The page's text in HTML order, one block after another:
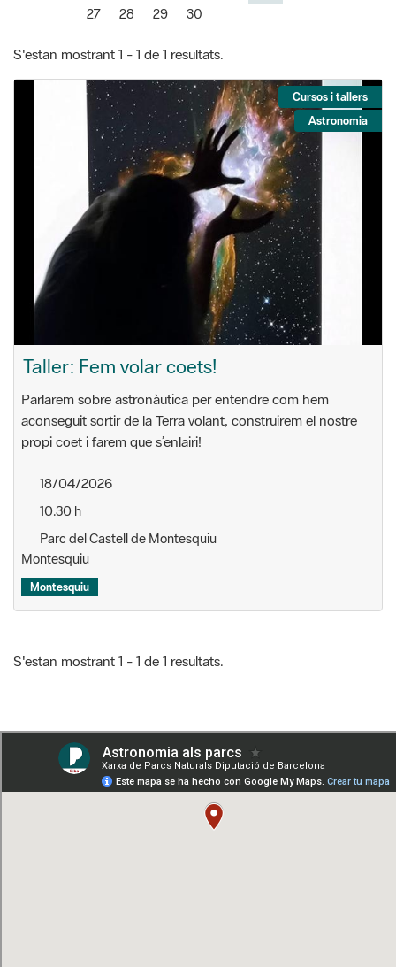
27
28 29 30
S'estan mostrant 1 - 1 de 1 resultats.
Cursos i tallers
Astronomia
Taller: Fem volar coets!
Parlarem sobre astronàutica per entendre com hem
aconseguit sortir de la Terra volant, construirem el nostre
propi coet i farem que s’enlairi!
18/04/2026
10.30 h
Parc del Castell de Montesquiu
Montesquiu
Montesquiu
S'estan mostrant 1 - 1 de 1 resultats.